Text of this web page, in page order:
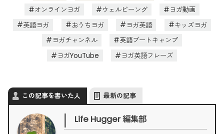
オンラインヨガ
ウェルビーング
ヨガ動画
英語ヨガ
おうちヨガ ヨガ英語
キッズヨガ
ヨガチャンネル
英語ブートキャンプ
ヨガYouTube
ヨガ英語フレーズ
この記事を書いた人 最新の記事
Life Hugger 編集部